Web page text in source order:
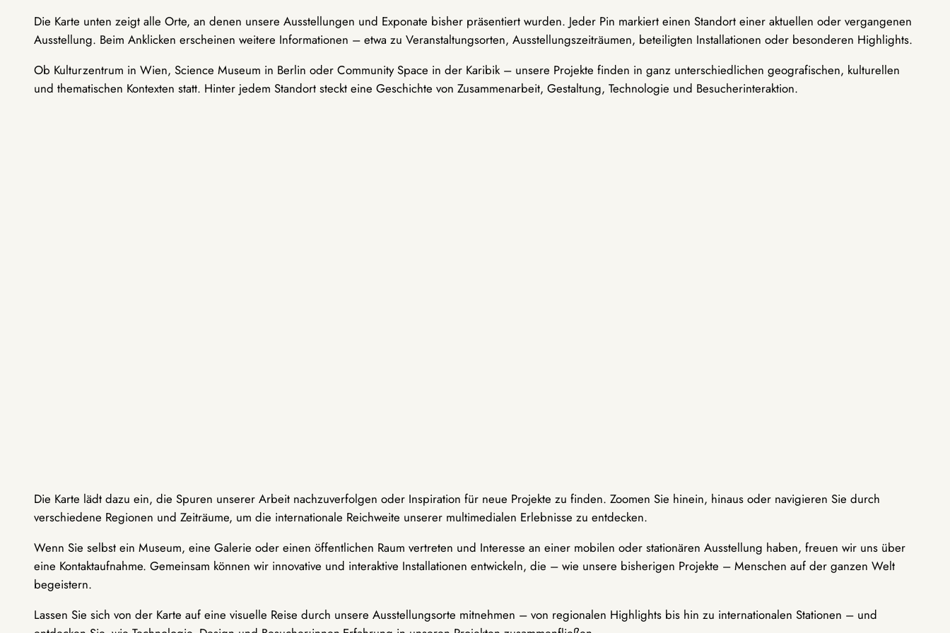
Die Karte unten zeigt alle Orte, an denen unsere Ausstellungen und Exponate bisher präsentiert wurden. Jeder Pin markiert einen Standort einer aktuellen oder vergangenen
Ausstellung. Beim Anklicken erscheinen weitere Informationen – etwa zu Veranstaltungsorten, Ausstellungszeiträumen, beteiligten Installationen oder besonderen Highlights.
Ob Kulturzentrum in Wien, Science Museum in Berlin oder Community Space in der Karibik – unsere Projekte finden in ganz unterschiedlichen geografischen, kulturellen
und thematischen Kontexten statt. Hinter jedem Standort steckt eine Geschichte von Zusammenarbeit, Gestaltung, Technologie und Besucherinteraktion.
Die Karte lädt dazu ein, die Spuren unserer Arbeit nachzuverfolgen oder Inspiration für neue Projekte zu finden. Zoomen Sie hinein, hinaus oder navigieren Sie durch
verschiedene Regionen und Zeiträume, um die internationale Reichweite unserer multimedialen Erlebnisse zu entdecken.
Wenn Sie selbst ein Museum, eine Galerie oder einen öffentlichen Raum vertreten und Interesse an einer mobilen oder stationären Ausstellung haben, freuen wir uns über
eine Kontaktaufnahme. Gemeinsam können wir innovative und interaktive Installationen entwickeln, die – wie unsere bisherigen Projekte – Menschen auf der ganzen Welt
begeistern.
Lassen Sie sich von der Karte auf eine visuelle Reise durch unsere Ausstellungsorte mitnehmen – von regionalen Highlights bis hin zu internationalen Stationen – und